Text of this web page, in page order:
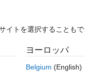
イトを選択することもで
ヨーロッパ
Belgium (English)